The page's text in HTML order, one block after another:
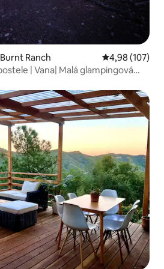
Ranch Průměrné
4,98 (107)
| Vana| Malá glampingová